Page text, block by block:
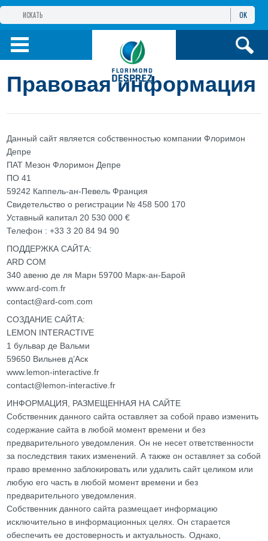
ГРУППА КОМПАНИЙ ФЛОРИМОН
ДЕПРЕ
ФЛОРИМОН ДЕПРЕ ЕВРАЗИЯ
ИНФОРМАЦИЯ ИУСЛУГИ
OK
Правовая информация
Данный сайт является собственностью компании Флоримон
Депре
ПАТ Мезон Флоримон Депре
ПО 41
59242 Каппель-ан-Певель Франция
Свидетельство о регистрации № 458 500 170
Уставный капитал 20 530 000 €
Телефон : +33 3 20 84 94 90
ПОДДЕРЖКА САЙТА:
ARD COM
340 авеню де ля Марн 59700 Марк-ан-Барой
www.ard-com.fr
contact@ard-com.com
СОЗДАНИЕ САЙТА:
LEMON INTERACTIVE
1 бульвар де Вальми
59650 Вильнев д’Аск
www.lemon-interactive.fr
contact@lemon-interactive.fr
ИНФОРМАЦИЯ, РАЗМЕЩЕННАЯ НА САЙТЕ
Собственник данного сайта оставляет за собой право изменить
содержание сайта в любой момент времени и без
предварительного уведомления. Он не несет ответственности
за последствия таких изменений. А также он оставляет за собой
право временно заблокировать или удалить сайт целиком или
любую его часть в любой момент времени и без
предварительного уведомления.
Собственник данного сайта размещает информацию
исключительно в информационных целях. Он старается
обеспечить ее достоверность и актуальность. Однако,